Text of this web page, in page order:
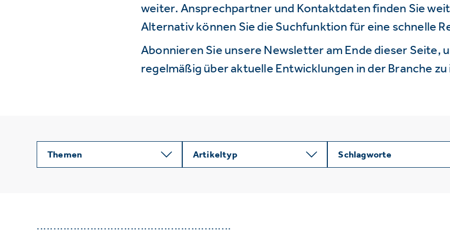
weiter. Ansprechpartner und Kontaktdaten finden Sie
Alternativ können Sie die Suchfunktion für eine schnelle
Abonnieren Sie unsere Newsletter am Ende dieser Seite,
regelmäßig über aktuelle Entwicklungen in der Branche
Themen Artikeltyp Schlagworte